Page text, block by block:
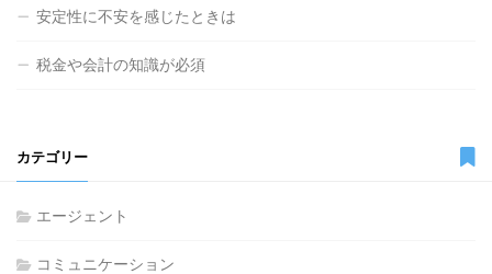
安定性に不安を感じたときは
税金や会計の知識が必須
カテゴリー
エージェント
コミュニケーション